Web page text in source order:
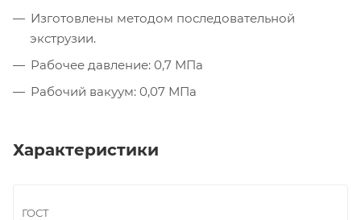
Изготовлены методом последовательной
экструзии.
Рабочее давление: 0,7 МПа
Рабочий вакуум: 0,07 МПа
Характеристики
ГОСТ